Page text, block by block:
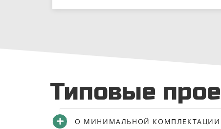
Типовые
О МИНИМАЛЬНОЙ КОМПЛЕКТАЦИИ